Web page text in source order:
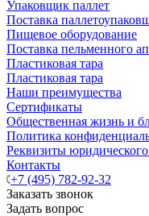
Упаковщик паллет
Поставка
Пищевое оборудование
Поставка пельменного
Пластиковая тара
Пластиковая тара
Наши преимущества
Сертификаты
Общественная жизнь и
Политика
Реквизиты
Контакты
+7 (495) 782-92-32
Заказать звонок
Задать вопрос